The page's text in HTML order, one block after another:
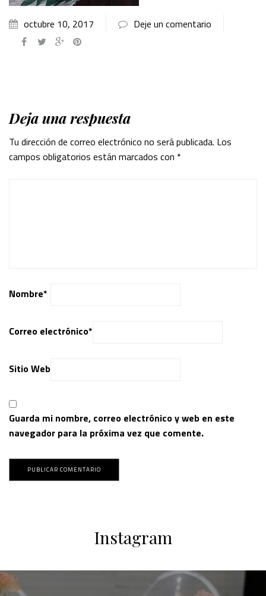
octubre 10, 2017 Deje un comentario
Deja una respuesta
Tu dirección de correo electrónico no será publicada. Los
campos obligatorios están marcados con *
Nombre*
Correo electrónico*
Sitio Web
Guarda mi nombre, correo electrónico y web en este
navegador para la próxima vez que comente.
Instagram